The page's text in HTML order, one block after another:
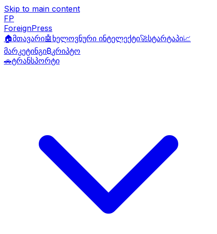
Skip to main content
FP
ForeignPress
🏠მთავარი🤖 ხელოვნური ინტელექტი🚀სტარტაპი📈
მარკეტინგი₿კრიპტო
🚗ტრანსპორტი